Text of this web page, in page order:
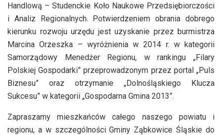
Handlową – Studenckie Koło Naukowe Przedsiębiorczości
i Analiz Regionalnych. Potwierdzeniem obrania dobrego
kierunku rozwoju urzędu jest uzyskanie przez burmistrza
Marcina Orzeszka – wyróżnienia w 2014 r. w kategorii
Samorządowy Menedżer Regionu, w rankingu „Filary
Polskiej Gospodarki” przeprowadzonym przez portal „Puls
Biznesu” oraz otrzymanie „Dolnośląskiego Klucza
Sukcesu” w kategorii „Gospodarna Gmina 2013”.
Zapraszamy mieszkańców całego naszego powiatu i
regionu, a w szczególności Gminy Ząbkowice Śląskie do